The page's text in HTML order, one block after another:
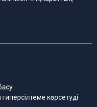
көрсетуді